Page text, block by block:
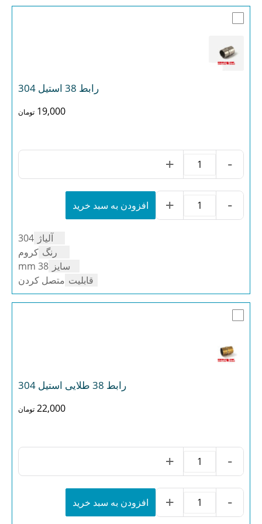
رابط 38 استیل 304
19,000 تومان
رابط
38
استیل
-
+
رابط
38
-
+ افزودن به سبد خرید
آلیاژ 304
رنگ کروم
سایز 38 mm
قابلیت متصل کردن
رابط 38 طلایی استیل 304
22,000 تومان
رابط
38
طلایی
304
عدد
-
+
رابط
38
-
+ افزودن به سبد خرید